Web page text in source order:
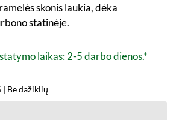
skonis laukia, dėka
statinėje.
laikas: 2-5 darbo dienos.*
Be dažiklių